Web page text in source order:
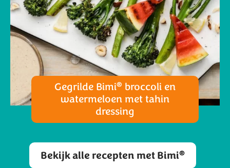
Gegrilde Bimi® broccoli en
watermeloen met tahin
dressing
Bekijk alle recepten met Bimi®